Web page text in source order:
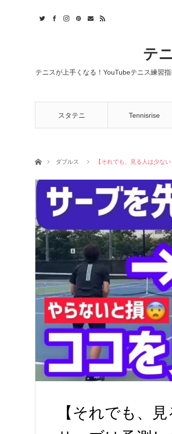
テ
テニスが上手くなる！YouTubeテニス練
スタテニ Tennisrise
ホームダブルス 【それでも、見る人は少な
【それでも、